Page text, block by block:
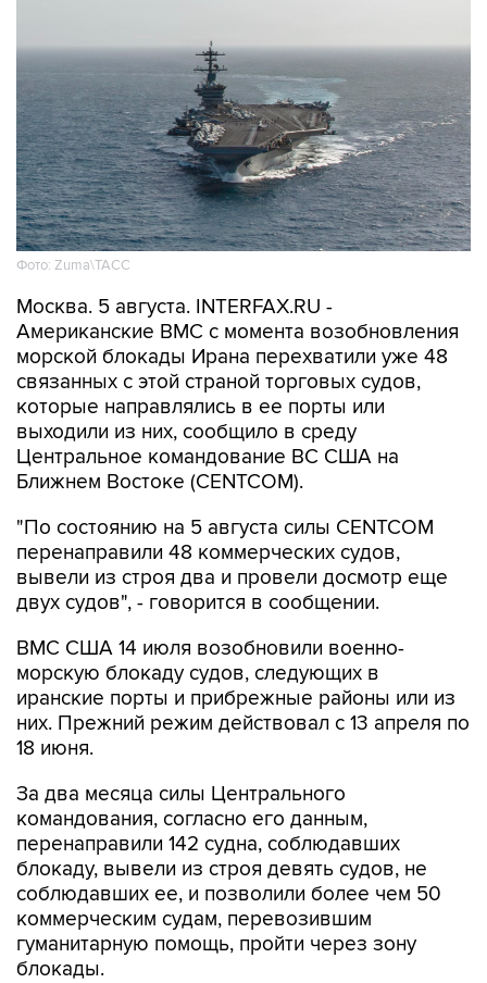
Фото: Zuma\ТАСС
Москва. 5 августа. INTERFAX.RU -
Американские ВМС с момента возобновления
морской блокады Ирана перехватили уже 48
связанных с этой страной торговых судов,
которые направлялись в ее порты или
выходили из них, сообщило в среду
Центральное командование ВС США на
Ближнем Востоке (CENTCOM).
"По состоянию на 5 августа силы CENTCOM
перенаправили 48 коммерческих судов,
вывели из строя два и провели досмотр еще
двух судов", - говорится в сообщении.
ВМС США 14 июля возобновили военно-
морскую блокаду судов, следующих в
иранские порты и прибрежные районы или из
них. Прежний режим действовал с 13 апреля по
18 июня.
За два месяца силы Центрального
командования, согласно его данным,
перенаправили 142 судна, соблюдавших
блокаду, вывели из строя девять судов, не
соблюдавших ее, и позволили более чем 50
коммерческим судам, перевозившим
гуманитарную помощь, пройти через зону
блокады.